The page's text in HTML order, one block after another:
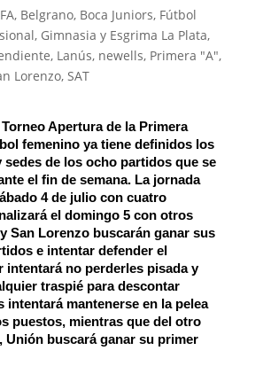
, Belgrano, Boca Juniors, Fútbol
, Gimnasia y Esgrima La Plata,
, Lanús, newells, Primera "A",
Lorenzo, SAT
Torneo Apertura de la Primera
femenino ya tiene definidos los
sedes de los ocho partidos que se
el fin de semana. La jornada
4 de julio con cuatro
el domingo 5 con otros
San Lorenzo buscarán ganar sus
e intentar defender el
intentará no perderles pisada y
traspié para descontar
intentará mantenerse en la pelea
puestos, mientras que del otro
Unión buscará ganar su primer